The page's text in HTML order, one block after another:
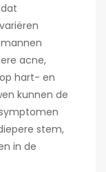
acne,
hart- en
kunnen de
stem,
in de